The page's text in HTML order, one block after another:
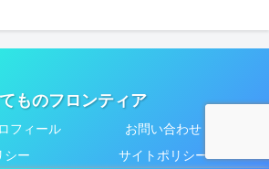
ものフロンティア
フィール
お問い合わせ
シー
サイトポリシー